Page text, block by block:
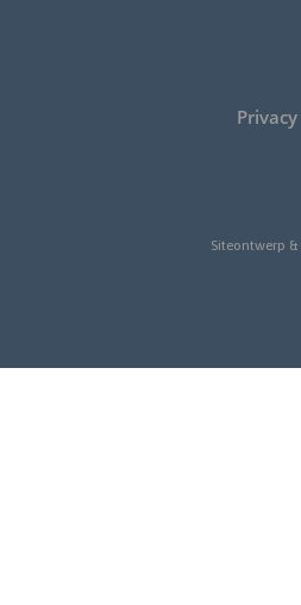
Privacy
Siteontwerp